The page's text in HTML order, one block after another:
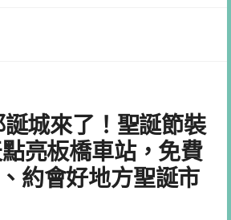
城來了！聖誕節裝
亮板橋車站，免費
約會好地方聖誕市